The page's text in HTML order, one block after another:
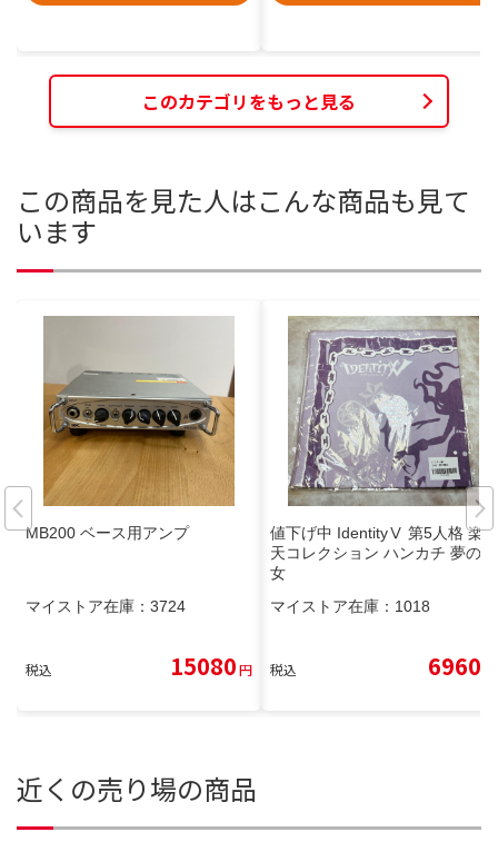
このカテゴリをもっと見る
この商品を見た人はこんな商品も見て
います
MB200 ベース用アンプ
マイストア在庫： 3724
税込 15080円
値下げ中 IdentityⅤ 第5人格 楽
天コレクション ハンカチ 夢の魔
女
マイストア在庫： 1018
税込 6960
近くの売り場の商品